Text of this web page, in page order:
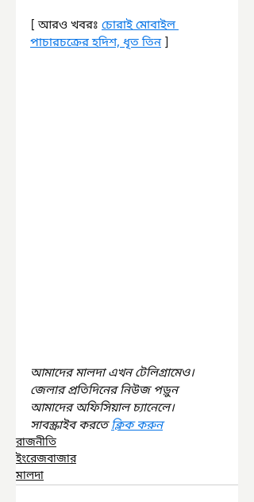
[ আরও খবরঃ চোরাই মোবাইল
পাচারচক্রের হদিশ, ধৃত তিন ]
আমাদের মালদা এখন টেলিগ্রামেও।
জেলার প্রতিদিনের নিউজ পড়ুন
আমাদের অফিসিয়াল চ্যানেলে।
সাবস্ক্রাইব করতে ক্লিক করুন
রাজনীতি
ইংরেজবাজার
মালদা